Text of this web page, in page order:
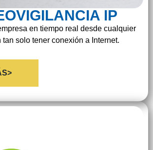
IP
en tiempo real desde cualquier
tan solo tener conexión a Internet.